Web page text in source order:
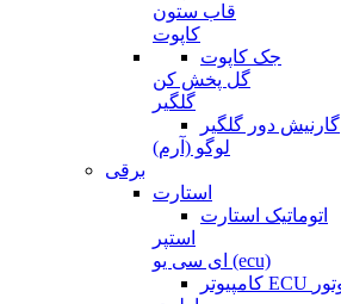
قاب ستون
کاپوت
جک کاپوت
گل پخش کن
گلگیر
گارنیش دور گلگیر
لوگو (آرم)
برقی
استارت
اتوماتیک استارت
استپر
ای سی یو (ecu)